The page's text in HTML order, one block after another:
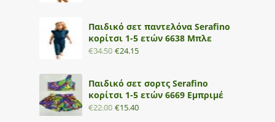
Παιδικό σετ παντελόνα Serafino
κορίτσι 1-5 ετών 6638 Μπλε
€34.50 €24.15
Παιδικό σετ σορτς Serafino
κορίτσι 1-5 ετών 6669 Εμπριμέ
€22.00 €15.40